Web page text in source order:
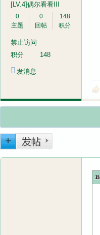
[LV.4]偶尔看看III
0
主题
0
回帖
148
积分
禁止访问
积分
148
发消息